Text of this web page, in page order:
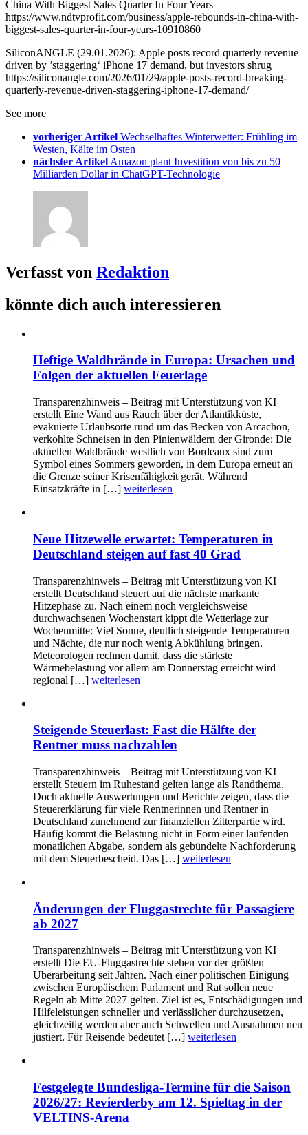
China With Biggest Sales Quarter In Four Years
https://www.ndtvprofit.com/business/apple-rebounds-in-china-with-
biggest-sales-quarter-in-four-years-10910860
SiliconANGLE (29.01.2026): Apple posts record quarterly revenue
driven by ’staggering‘ iPhone 17 demand, but investors shrug
https://siliconangle.com/2026/01/29/apple-posts-record-breaking-
quarterly-revenue-driven-staggering-iphone-17-demand/
See more
vorheriger Artikel Wechselhaftes Winterwetter: Frühling im
Westen, Kälte im Osten
nächster Artikel Amazon plant Investition von bis zu 50
Milliarden Dollar in ChatGPT-Technologie
Verfasst von Redaktion
könnte dich auch interessieren
Heftige Waldbrände in Europa: Ursachen und
Folgen der aktuellen Feuerlage
Transparenzhinweis – Beitrag mit Unterstützung von KI
erstellt Eine Wand aus Rauch über der Atlantikküste,
evakuierte Urlaubsorte rund um das Becken von Arcachon,
verkohlte Schneisen in den Pinienwäldern der Gironde: Die
aktuellen Waldbrände westlich von Bordeaux sind zum
Symbol eines Sommers geworden, in dem Europa erneut an
die Grenze seiner Krisenfähigkeit gerät. Während
Einsatzkräfte in […] weiterlesen
Neue Hitzewelle erwartet: Temperaturen in
Deutschland steigen auf fast 40 Grad
Transparenzhinweis – Beitrag mit Unterstützung von KI
erstellt Deutschland steuert auf die nächste markante
Hitzephase zu. Nach einem noch vergleichsweise
durchwachsenen Wochenstart kippt die Wetterlage zur
Wochenmitte: Viel Sonne, deutlich steigende Temperaturen
und Nächte, die nur noch wenig Abkühlung bringen.
Meteorologen rechnen damit, dass die stärkste
Wärmebelastung vor allem am Donnerstag erreicht wird –
regional […] weiterlesen
Steigende Steuerlast: Fast die Hälfte der
Rentner muss nachzahlen
Transparenzhinweis – Beitrag mit Unterstützung von KI
erstellt Steuern im Ruhestand gelten lange als Randthema.
Doch aktuelle Auswertungen und Berichte zeigen, dass die
Steuererklärung für viele Rentnerinnen und Rentner in
Deutschland zunehmend zur finanziellen Zitterpartie wird.
Häufig kommt die Belastung nicht in Form einer laufenden
monatlichen Abgabe, sondern als gebündelte Nachforderung
mit dem Steuerbescheid. Das […] weiterlesen
Änderungen der Fluggastrechte für Passagiere
ab 2027
Transparenzhinweis – Beitrag mit Unterstützung von KI
erstellt Die EU-Fluggastrechte stehen vor der größten
Überarbeitung seit Jahren. Nach einer politischen Einigung
zwischen Europäischem Parlament und Rat sollen neue
Regeln ab Mitte 2027 gelten. Ziel ist es, Entschädigungen und
Hilfeleistungen schneller und verlässlicher durchzusetzen,
gleichzeitig werden aber auch Schwellen und Ausnahmen neu
justiert. Für Reisende bedeutet […] weiterlesen
Festgelegte Bundesliga-Termine für die Saison
2026/27: Revierderby am 12. Spieltag in der
VELTINS-Arena